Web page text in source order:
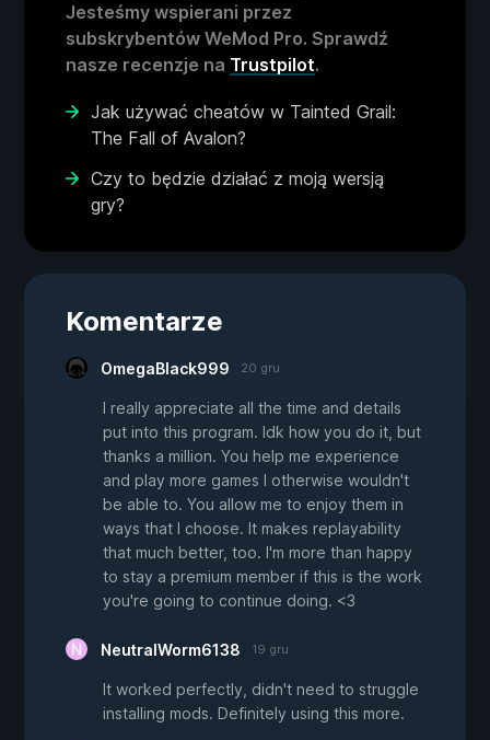
Jesteśmy wspierani przez
subskrybentów WeMod Pro. Sprawdź
nasze recenzje na Trustpilot.
Jak używać cheatów w Tainted Grail:
The Fall of Avalon?
Czy to będzie działać z moją wersją
gry?
Komentarze
OmegaBlack999 20 gru
I really appreciate all the time and details
put into this program. Idk how you do it, but
thanks a million. You help me experience
and play more games I otherwise wouldn't
be able to. You allow me to enjoy them in
ways that I choose. It makes replayability
that much better, too. I'm more than happy
to stay a premium member if this is the work
you're going to continue doing. <3
NeutralWorm6138 19 gru
It worked perfectly, didn't need to struggle
installing mods. Definitely using this more.